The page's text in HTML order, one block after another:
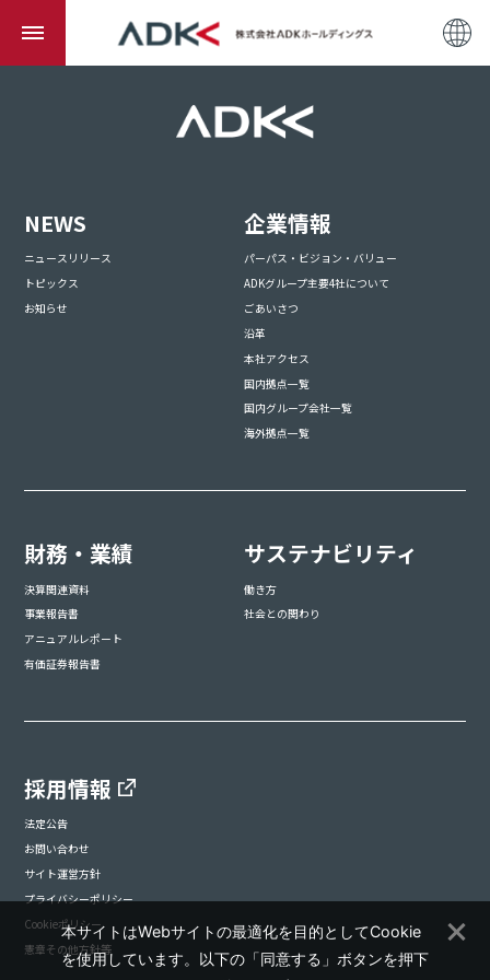
NEWS
ニュースリリース
トピックス
お知らせ
企業情報
パーパス・ビジョン・バリュー
ADKグループ主要4社について
ごあいさつ
沿革
本社アクセス
国内拠点一覧
国内グループ会社一覧
海外拠点一覧
財務・業績
決算関連資料
事業報告書
アニュアルレポート
有価証券報告書
サステナビリティ
働き方
社会との関わり
採用情報
法定公告
お問い合わせ
サイト運営方針
プライバシーポリシー
Cookieポリシー
憲章その他方針等
本サイトはWebサイトの最適化を目的としてCookie
を使用しています。以下の「同意する」ボタンを押下